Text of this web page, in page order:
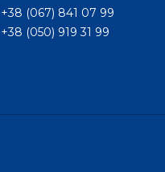
+38 (067) 841 07 99
+38 (050) 919 31 99